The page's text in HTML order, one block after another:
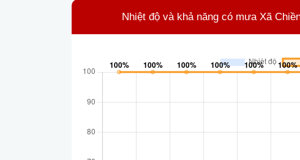
Nhiệt độ và khả năng có mưa Xã